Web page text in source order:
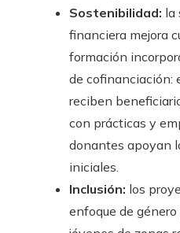
Sostenibilidad: la
financiera mejora
formación
de cofinanciación:
reciben
con prácticas y
donantes apoyan
iniciales.
Inclusión: los
enfoque de